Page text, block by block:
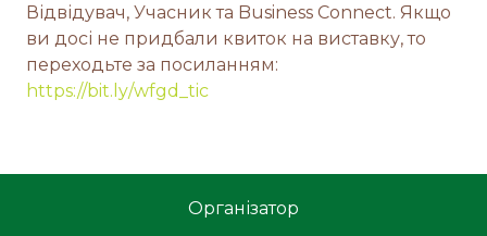
Відвідувач, Учасник та Business Connect. Якщо
ви досі не придбали квиток на виставку, то
переходьте за посиланням:
https://bit.ly/wfgd_tic
Організатор